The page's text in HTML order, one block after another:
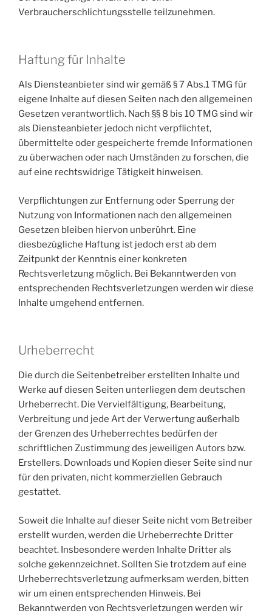
Verbraucherschlichtungsstelle teilzunehmen.
Haftung für Inhalte
Als Diensteanbieter sind wir gemäß § 7 Abs.1 TMG für
eigene Inhalte auf diesen Seiten nach den allgemeinen
Gesetzen verantwortlich. Nach §§ 8 bis 10 TMG sind wir
als Diensteanbieter jedoch nicht verpflichtet,
übermittelte oder gespeicherte fremde Informationen
zu überwachen oder nach Umständen zu forschen, die
auf eine rechtswidrige Tätigkeit hinweisen.
Verpflichtungen zur Entfernung oder Sperrung der
Nutzung von Informationen nach den allgemeinen
Gesetzen bleiben hiervon unberührt. Eine
diesbezügliche Haftung ist jedoch erst ab dem
Zeitpunkt der Kenntnis einer konkreten
Rechtsverletzung möglich. Bei Bekanntwerden von
entsprechenden Rechtsverletzungen werden wir diese
Inhalte umgehend entfernen.
Urheberrecht
Die durch die Seitenbetreiber erstellten Inhalte und
Werke auf diesen Seiten unterliegen dem deutschen
Urheberrecht. Die Vervielfältigung, Bearbeitung,
Verbreitung und jede Art der Verwertung außerhalb
der Grenzen des Urheberrechtes bedürfen der
schriftlichen Zustimmung des jeweiligen Autors bzw.
Erstellers. Downloads und Kopien dieser Seite sind nur
für den privaten, nicht kommerziellen Gebrauch
gestattet.
Soweit die Inhalte auf dieser Seite nicht vom Betreiber
erstellt wurden, werden die Urheberrechte Dritter
beachtet. Insbesondere werden Inhalte Dritter als
solche gekennzeichnet. Sollten Sie trotzdem auf eine
Urheberrechtsverletzung aufmerksam werden, bitten
wir um einen entsprechenden Hinweis. Bei
Bekanntwerden von Rechtsverletzungen werden wir